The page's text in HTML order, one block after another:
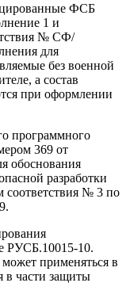
ФСБ
1 и
№ СФ/
для
без военной
а состав
при оформлении
программного
369 от
обоснования
разработки
соответствия № 3 по
РУСБ.10015-10.
применяться в
в части защиты